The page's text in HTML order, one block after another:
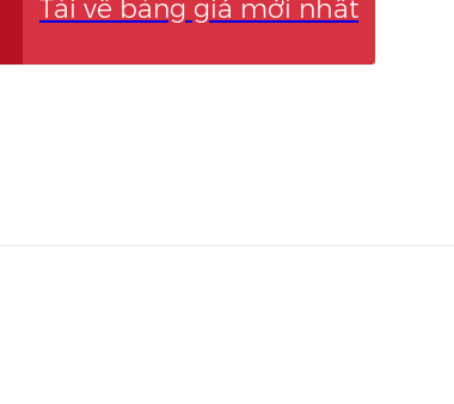
Tải về bảng giá mới nhất